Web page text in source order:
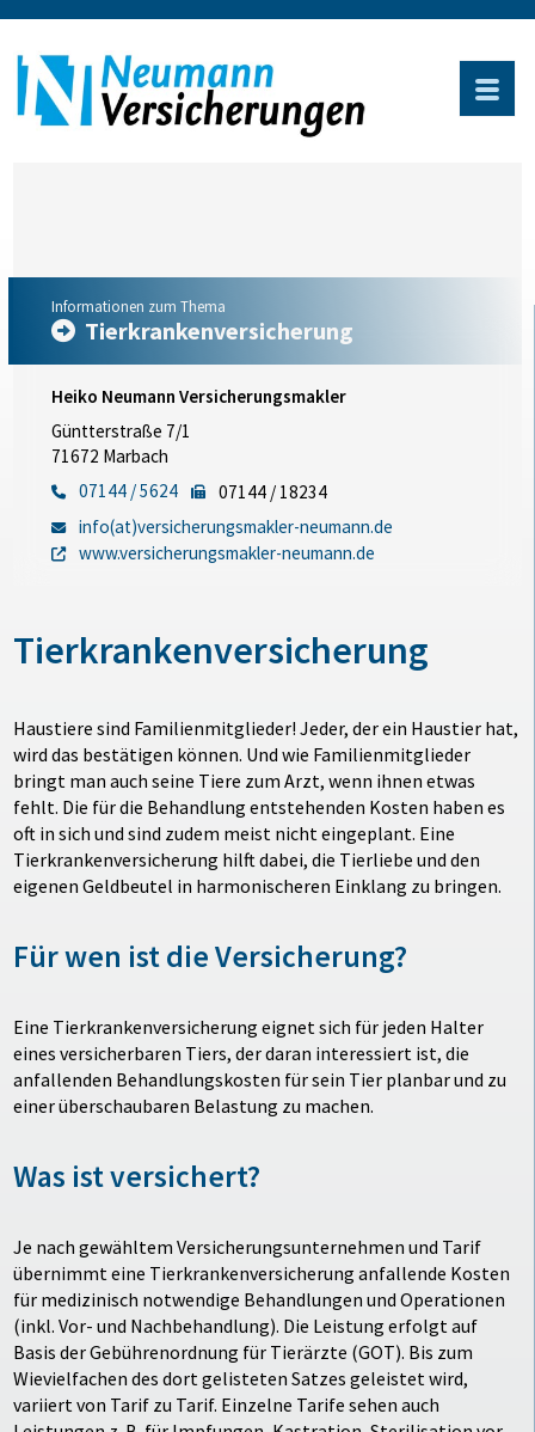
Informationen zum Thema
Tierkrankenversicherung
Heiko Neumann Versicherungsmakler
Güntterstraße 7/1
71672 Marbach
07144 / 5624
07144 / 18234
info(at)versicherungsmakler-neumann.de
www.versicherungsmakler-neumann.de
Tierkrankenversicherung
Haustiere sind Familienmitglieder! Jeder, der ein Haustier hat,
wird das bestätigen können. Und wie Familienmitglieder
bringt man auch seine Tiere zum Arzt, wenn ihnen etwas
fehlt. Die für die Behandlung entstehenden Kosten haben es
oft in sich und sind zudem meist nicht eingeplant. Eine
Tierkrankenversicherung hilft dabei, die Tierliebe und den
eigenen Geldbeutel in harmonischeren Einklang zu bringen.
Für wen ist die Versicherung?
Eine Tierkrankenversicherung eignet sich für jeden Halter
eines versicherbaren Tiers, der daran interessiert ist, die
anfallenden Behandlungskosten für sein Tier planbar und zu
einer überschaubaren Belastung zu machen.
Was ist versichert?
Je nach gewähltem Versicherungsunternehmen und Tarif
übernimmt eine Tierkrankenversicherung anfallende Kosten
für medizinisch notwendige Behandlungen und Operationen
(inkl. Vor- und Nachbehandlung). Die Leistung erfolgt auf
Basis der Gebührenordnung für Tierärzte (GOT). Bis zum
Wievielfachen des dort gelisteten Satzes geleistet wird,
variiert von Tarif zu Tarif. Einzelne Tarife sehen auch